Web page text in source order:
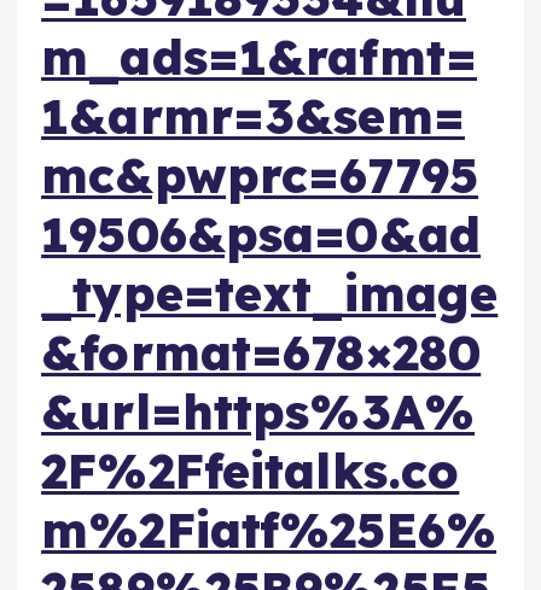
m_ads=1&rafmt=
1&armr=3&sem=
mc&pwprc=67795
19506&psa=0&ad
_type=text_image
&format=678×280
&url=https%3A%
2F%2Ffeitalks.co
m%2Fiatf%25E6%